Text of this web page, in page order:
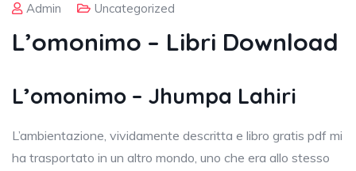
Admin Uncategorized
L’omonimo – Libri Download
L’omonimo – Jhumpa Lahiri
L’ambientazione, vividamente descritta e libro gratis pdf mi
ha trasportato in un altro mondo, uno che era allo stesso